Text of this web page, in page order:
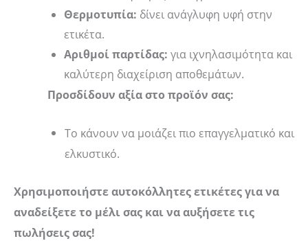
Θερμοτυπία: δίνει ανάγλυφη υφή στην
ετικέτα.
Αριθμοί παρτίδας: για ιχνηλασιμότητα και
καλύτερη διαχείριση αποθεμάτων.
Προσδίδουν αξία στο προϊόν σας:
Το κάνουν να μοιάζει πιο επαγγελματικό και
ελκυστικό.
Χρησιμοποιήστε αυτοκόλλητες ετικέτες για να
αναδείξετε το μέλι σας και να αυξήσετε τις
πωλήσεις σας!